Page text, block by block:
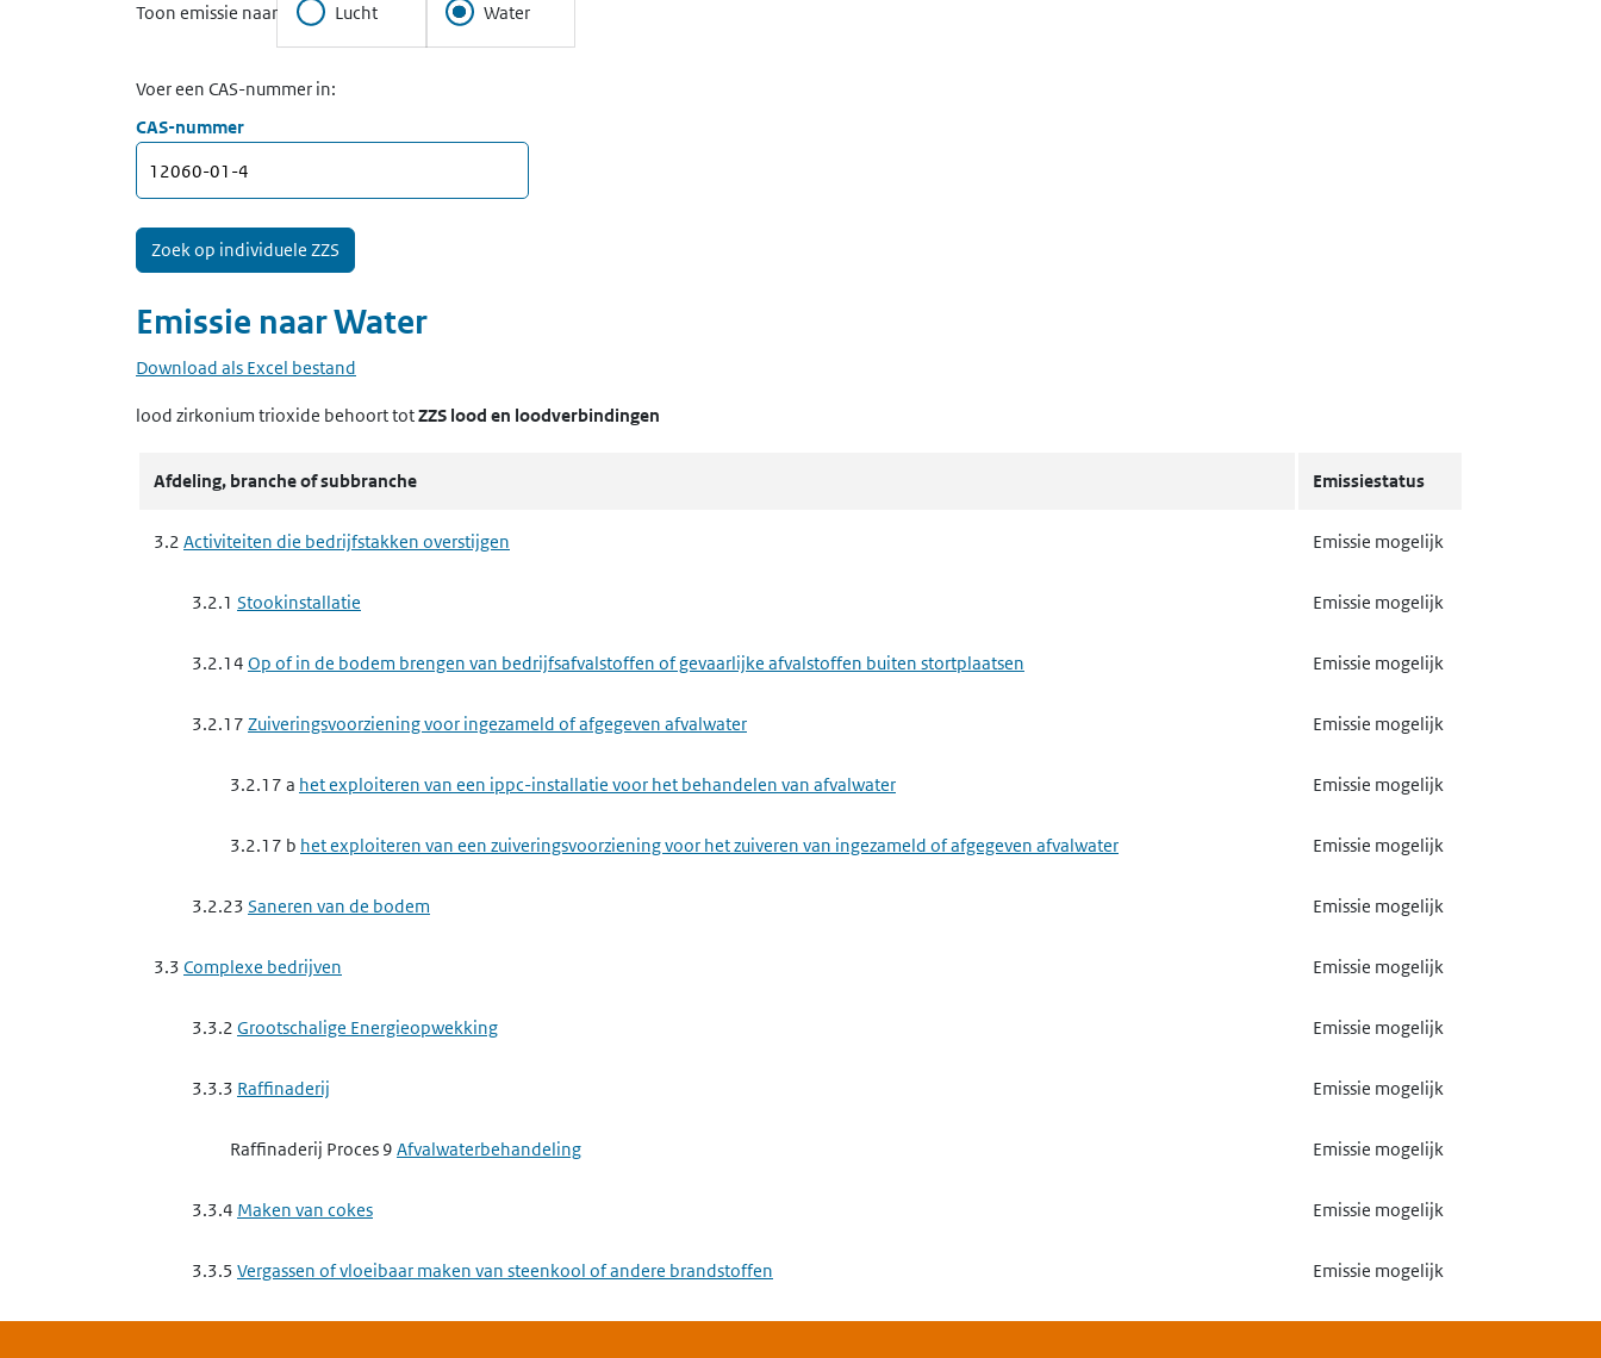
Toon emissie naar Lucht Water
Voer een CAS-nummer in:
CAS-nummer
Emissie naarWater
Download als Excel bestand
lood zirkonium trioxide behoort totZZS lood en loodverbindingen
Afdeling, branche of subbranche Emissiestatus
3.2 Activiteiten die bedrijfstakken overstijgen Emissie mogelijk
3.2.1 Stookinstallatie Emissie mogelijk
3.2.14 Op of in de bodem brengen van bedrijfsafvalstoffen of gevaarlijke afvalstoffen buiten stortplaatsen Emissie mogelijk
3.2.17 Zuiveringsvoorziening voor ingezameld of afgegeven afvalwater Emissie mogelijk
3.2.17 a het exploiteren van een ippc-installatie voor het behandelen van afvalwater Emissie mogelijk
3.2.17 b het exploiteren van een zuiveringsvoorziening voor het zuiveren van ingezameld of afgegeven afvalwater Emissie mogelijk
3.2.23 Saneren van de bodem Emissie mogelijk
3.3 Complexe bedrijven Emissie mogelijk
3.3.2 Grootschalige Energieopwekking Emissie mogelijk
3.3.3 Raffinaderij Emissie mogelijk
Raffinaderij Proces 9 Afvalwaterbehandeling Emissie mogelijk
3.3.4 Maken van cokes Emissie mogelijk
3.3.5 Vergassen of vloeibaar maken van steenkool of andere brandstoffen Emissie mogelijk